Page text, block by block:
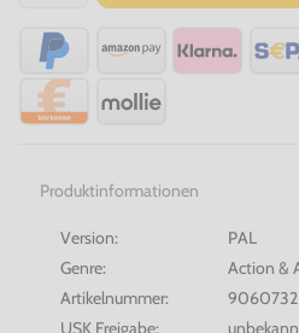
Produktinformationen
Version:
PAL
Genre:
Action &
Artikelnummer:
9060732
USK Freigabe: